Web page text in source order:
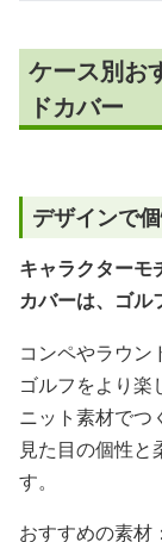
ケース別お
ドカバー
デザインで
キャラクターモ
カバーは、ゴル
コンペやラウン
ゴルフをより楽
ニット素材でつ
見た目の個性
す。
おすすめの素材